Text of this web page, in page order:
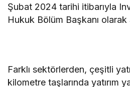
Şubat 2024 tarihi itibarıyla
Hukuk Bölüm Başkanı olarak
Farklı sektörlerden, çeşitli
kilometre taşlarında yatırım